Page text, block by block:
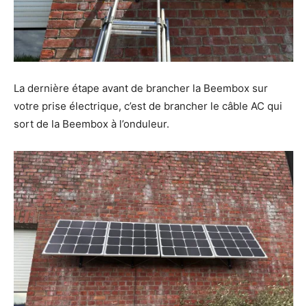
La dernière étape avant de brancher la Beembox sur
votre prise électrique, c’est de brancher le câble AC qui
sort de la Beembox à l’onduleur.